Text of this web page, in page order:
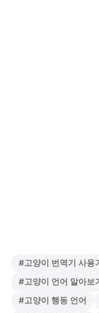
#고양이 번역기 사용
#고양이 언어 알아보
#고양이 행동 언어